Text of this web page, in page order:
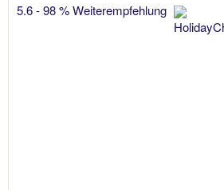
5.6 - 98 % Weiterempfehlung